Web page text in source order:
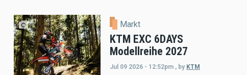
Markt
KTM EXC 6DAYS
Modellreihe 2027
Jul 09 2026 - 12:52pm , by KTM